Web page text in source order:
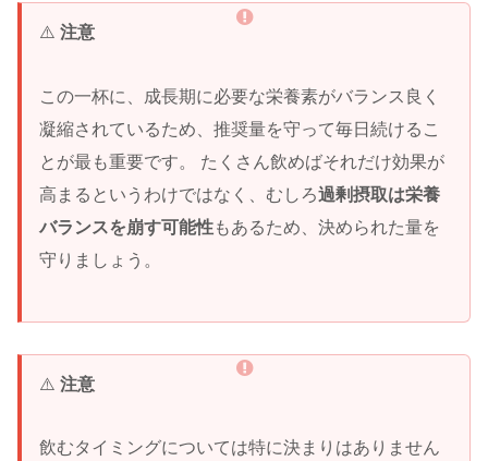
⚠️ 注意
この一杯に、成長期に必要な栄養素がバランス良く
凝縮されているため、推奨量を守って毎日続けるこ
とが最も重要です。 たくさん飲めばそれだけ効果が
高まるというわけではなく、むしろ過剰摂取は栄養
バランスを崩す可能性もあるため、決められた量を
守りましょう。
⚠️ 注意
飲むタイミングについては特に決まりはありません